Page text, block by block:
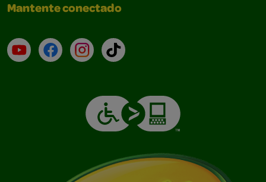
Mantente conectado
YouTube (en inglés)
Facebook (en inglés)
Instagram (en inglés)
TikTok